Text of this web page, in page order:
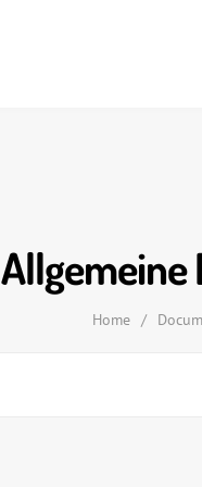
Allgemeine
Home /